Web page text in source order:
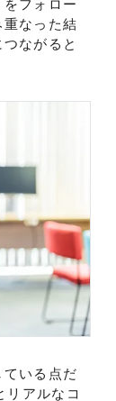
フォロー
なった結
ながると
ている点だ
アルなコ